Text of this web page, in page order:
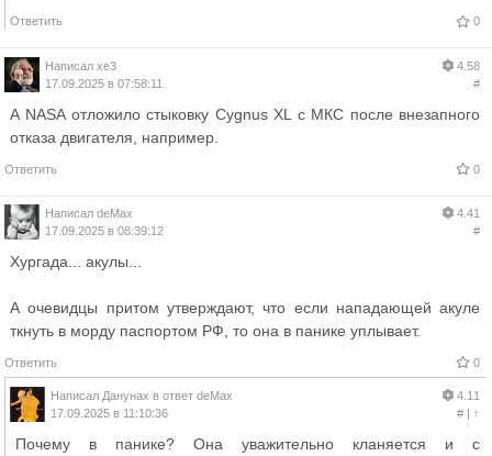
Ответить 0
Написал xe3
17.09.2025 в 07:58:11
4.58
#
А NASA отложило стыковку Cygnus XL с МКС после внезапного
отказа двигателя, например.
Ответить 0
Написал deMax
17.09.2025 в 08:39:12
4.41
#
Хургада... акулы...
А очевидцы притом утверждают, что если нападающей акуле
ткнуть в морду паспортом РФ, то она в панике уплывает.
Ответить 0
Написал Данунах в ответ deMax
17.09.2025 в 11:10:36
4.11
#| ↑
Почему в панике? Она уважительно кланяется и с